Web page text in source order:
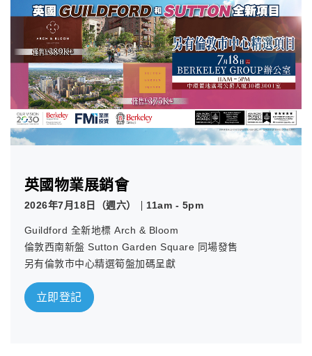
英國物業展銷會
2026年7月18日（週六） 11am - 5pm
Guildford 全新地標 Arch & Bloom
倫敦西南新盤 Sutton Garden Square 同場發售
另有倫敦市中心精選筍盤加碼呈獻
立即登記